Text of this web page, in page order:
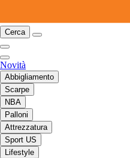
Cerca
Novità
Abbigliamento
Scarpe
NBA
Palloni
Attrezzatura
Sport US
Lifestyle